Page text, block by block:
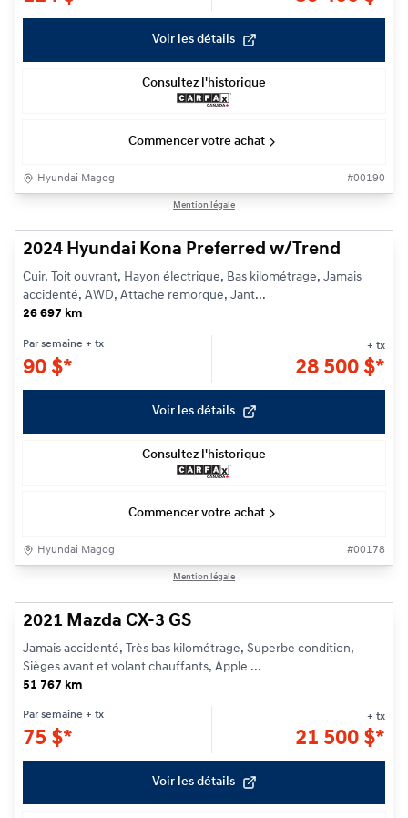
Voir les détails
Consultez l'historique
Commencer votre achat
Hyundai Magog #00190
Mention légale
2024 Hyundai Kona Preferred w/Trend
Cuir, Toit ouvrant, Hayon électrique, Bas kilométrage, Jamais
accidenté, AWD, Attache remorque, Jant...
26 697 km
Par semaine + tx
90 $*
+ tx
28 500 $*
Voir les détails
Consultez l'historique
Commencer votre achat
Hyundai Magog #00178
Mention légale
2021 Mazda CX-3 GS
Jamais accidenté, Très bas kilométrage, Superbe condition,
Sièges avant et volant chauffants, Apple ...
51 767 km
Par semaine + tx
75 $*
+ tx
21 500 $*
Voir les détails